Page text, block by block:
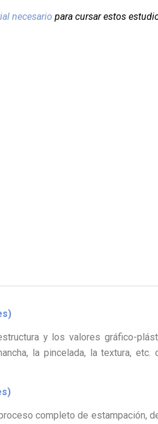
necesario para cursar estos
y los valores gráfico-
la pincelada, la textura, etc.
completo de estampación,